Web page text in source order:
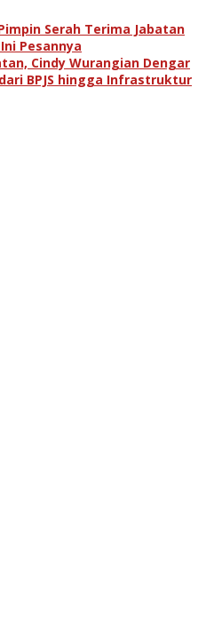
Serah Terima Jabatan
Pesannya
Cindy Wurangian Dengar
BPJS hingga Infrastruktur